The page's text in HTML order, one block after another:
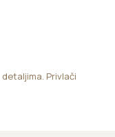
Privlači